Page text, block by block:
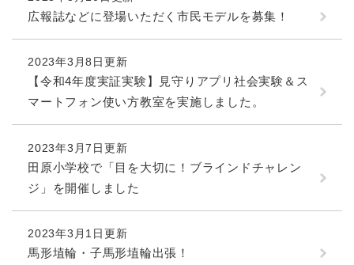
広報誌などに登場いただく市民モデルを募集！
2023年3月8日更新
【令和4年度実証実験】見守りアプリ社会実験＆ス
マートフォン使い方教室を実施しました。
2023年3月7日更新
田原小学校で「目を大切に！ブラインドチャレン
ジ」を開催しました
2023年3月1日更新
馬形埴輪・子馬形埴輪出張！